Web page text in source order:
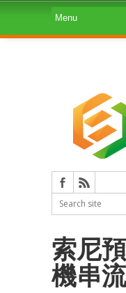
索尼
機串流